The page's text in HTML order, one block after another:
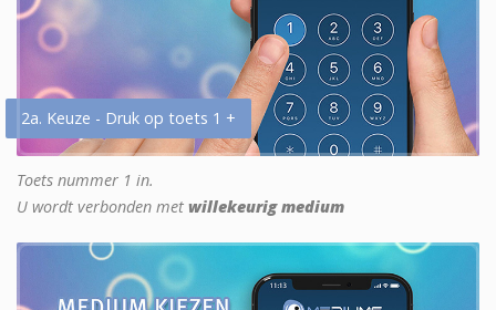
2a. Keuze - Druk op toets 1 +
Toets nummer 1 in.
U wordt verbonden met willekeurig medium